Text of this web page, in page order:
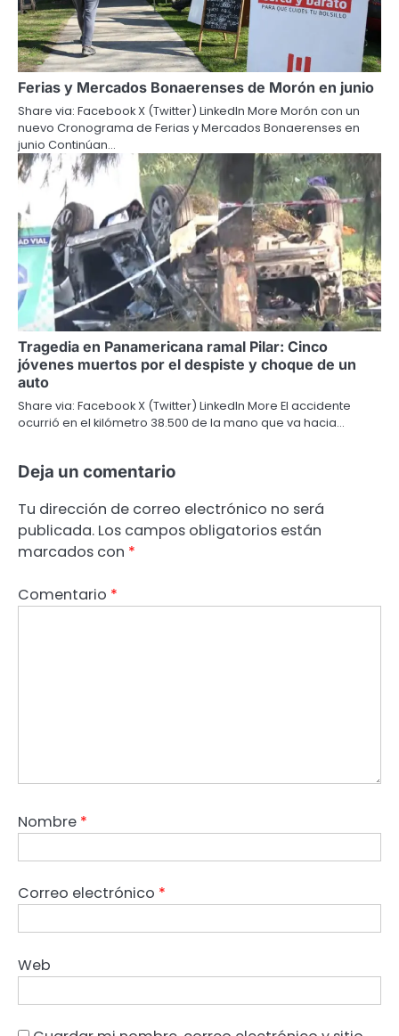
Ferias y Mercados Bonaerenses de Morón en junio
Share via: Facebook X (Twitter) LinkedIn More Morón con un
nuevo Cronograma de Ferias y Mercados Bonaerenses en
junio Continúan…
Tragedia en Panamericana ramal Pilar: Cinco
jóvenes muertos por el despiste y choque de un
auto
Share via: Facebook X (Twitter) LinkedIn More El accidente
ocurrió en el kilómetro 38.500 de la mano que va hacia…
Deja un comentario
Tu dirección de correo electrónico no será
publicada. Los campos obligatorios están
marcados con *
Comentario *
Nombre *
Correo electrónico *
Web